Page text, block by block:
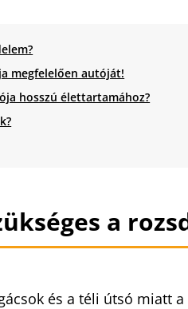
megfelelően autóját!
hosszú élettartamához?
a
és a téli útsó miatt